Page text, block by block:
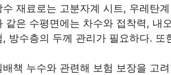
수 재료로는 고분자계 시트, 우레탄
같은 수평면에는 차수와 접착력, 내
, 방수층의 두께 관리가 필요하다.
배책 누수와 관련해 보험 보장을 고